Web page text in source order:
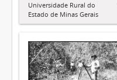
Universidade Rural do
Estado de Minas Gerais